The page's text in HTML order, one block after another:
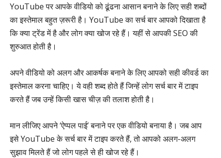
YouTube पर आपके वीडियो को ढूंढना आसान बनाने के लिए सही शब्दों
का इस्तेमाल बहुत ज़रूरी है। YouTube का सर्च बार आपको दिखाता है
कि क्या ट्रेंड में है और लोग क्या खोज रहे हैं। यहीं से आपकी SEO की
शुरुआत होती है।
अपने वीडियो को अलग और आकर्षक बनाने के लिए आपको सही कीवर्ड का
इस्तेमाल करना चाहिए। ये वही शब्द होते हैं जिन्हें लोग सर्च बार में टाइप
करते हैं जब उन्हें किसी खास चीज़ की तलाश होती है।
मान लीजिए आपने ‘ऐप्पल पाई’ बनाने पर एक वीडियो बनाया है। जब आप
इसे YouTube के सर्च बार में टाइप करते हैं, तो आपको अलग-अलग
सुझाव मिलते हैं जो लोग पहले से ही खोज रहे हैं।